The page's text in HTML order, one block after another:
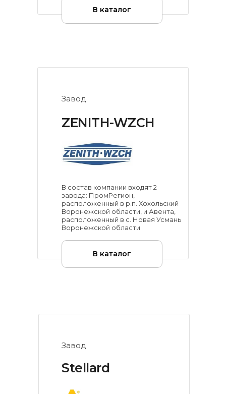
Stellard
Завод
В каталог
ZENITH-WZCH
Завод
В каталог
В состав компании входят 2
завода: ПромРегион,
расположенный в р.п. Хохольский
Воронежской области, и Авента,
расположенный в с. Новая Усмань
Воронежской области.